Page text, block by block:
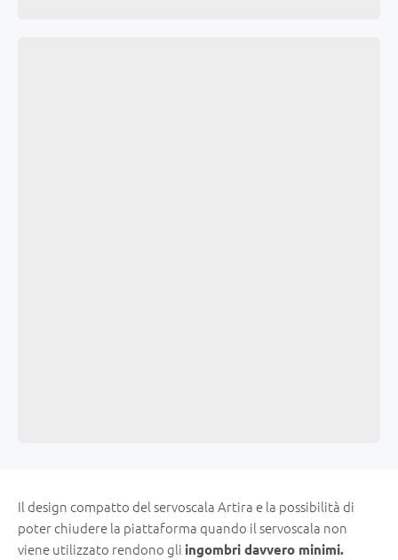
Il design compatto del servoscala Artira e la possibilità di
poter chiudere la piattaforma quando il servoscala non
viene utilizzato rendono gli ingombri davvero minimi.